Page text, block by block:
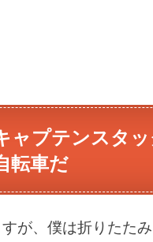
ャプテンスタッ
転車だ
が、僕は折りたた